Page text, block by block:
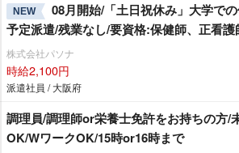
NEW
08月開始/「土日祝休み」大学で
予定派遣/残業なし/要資格:保健師、正看護
株式会社パソナ
時給2,100円
派遣社員 / 大阪府
調理員/調理師or栄養士免許をお持ちの方/
OK/WワークOK/15時or16時まで